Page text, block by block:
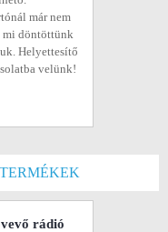
már nem
mi döntöttünk
Helyettesítő
velünk!
rádió